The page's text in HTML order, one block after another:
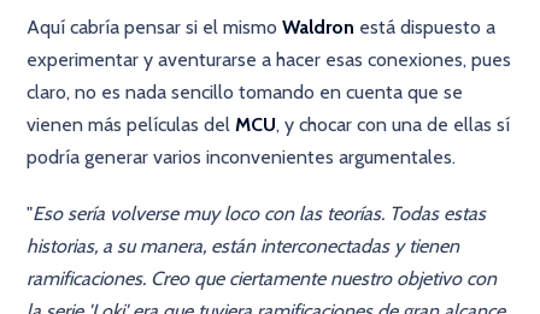
Aquí cabría pensar si el mismoWaldron está dispuesto a
experimentar y aventurarse a hacer esas conexiones, pues
claro, no es nada sencillo tomando en cuenta que se
vienen más películas del MCU, y chocar con una de ellas sí
podría generar varios inconvenientes argumentales.
"Eso sería volverse muy loco con las teorías. Todas estas
historias, a su manera, están interconectadas y tienen
ramificaciones. Creo que ciertamente nuestro objetivo con